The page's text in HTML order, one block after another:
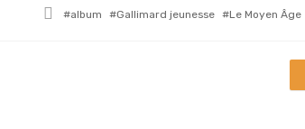
Tagged
album Gallimard jeunesse Le Moyen Âge